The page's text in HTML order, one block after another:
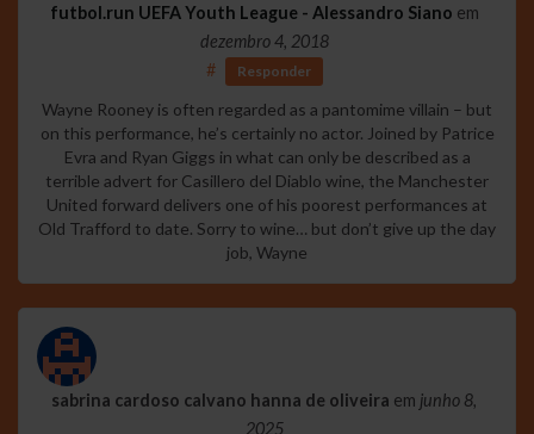
futbol.run UEFA Youth League - Alessandro Siano em
dezembro 4, 2018
#
Responder
Wayne Rooney is often regarded as a pantomime villain – but
on this performance, he’s certainly no actor. Joined by Patrice
Evra and Ryan Giggs in what can only be described as a
terrible advert for Casillero del Diablo wine, the Manchester
United forward delivers one of his poorest performances at
Old Trafford to date. Sorry to wine… but don’t give up the day
job, Wayne
sabrina cardoso calvano hanna de oliveira em junho 8,
2025